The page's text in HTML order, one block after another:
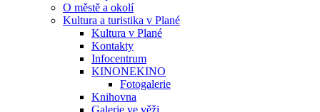
O městě a okolí
Kultura a turistika v Plané
Kultura v Plané
Kontakty
Infocentrum
KINONEKINO
Fotogalerie
Knihovna
Galerie ve věži